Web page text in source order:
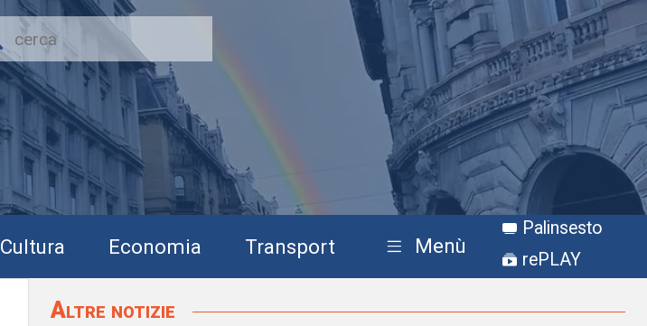
Cultura Economia Transport Menù
Palinsesto
rePLAY
Altre notizie